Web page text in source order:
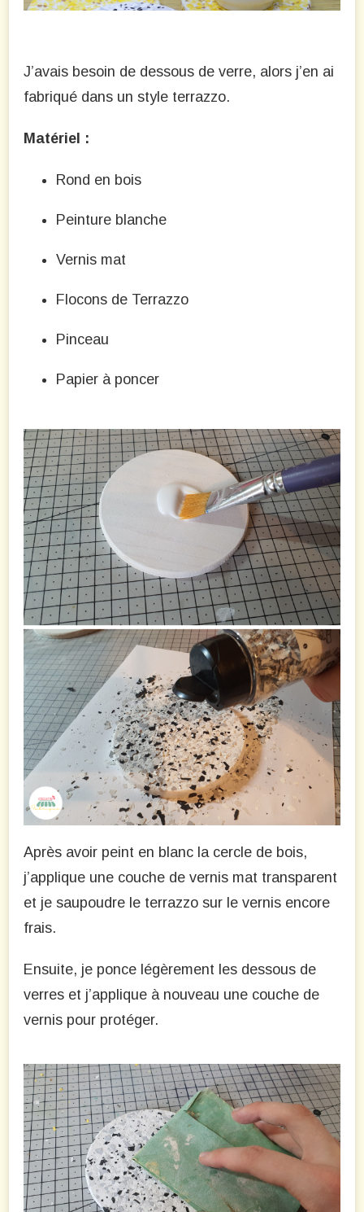
J’avais besoin de dessous de verre, alors j’en ai
fabriqué dans un style terrazzo.
Matériel :
Rond en bois
Peinture blanche
Vernis mat
Flocons de Terrazzo
Pinceau
Papier à poncer
Après avoir peint en blanc la cercle de bois,
j’applique une couche de vernis mat transparent
et je saupoudre le terrazzo sur le vernis encore
frais.
Ensuite, je ponce légèrement les dessous de
verres et j’applique à nouveau une couche de
vernis pour protéger.